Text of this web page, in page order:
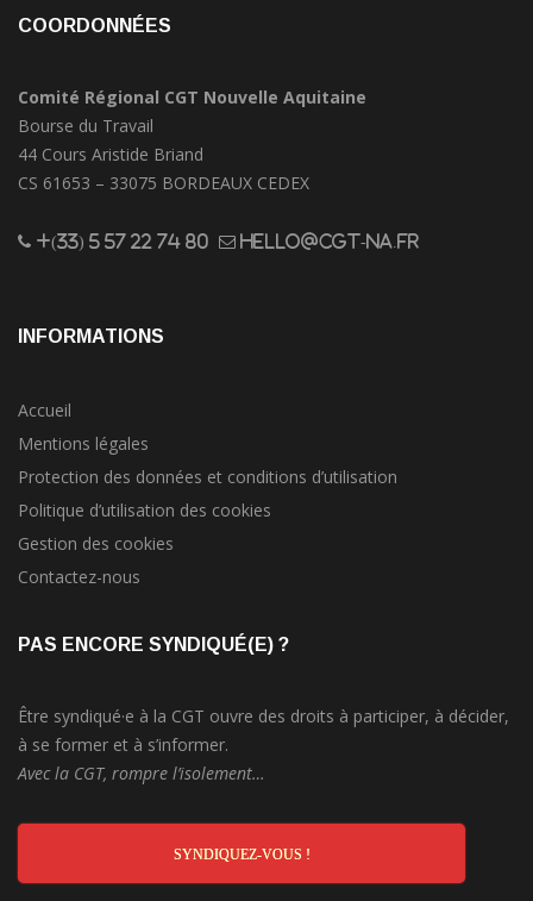
COORDONNÉES
Comité Régional CGT Nouvelle Aquitaine
Bourse du Travail
44 Cours Aristide Briand
CS 61653 – 33075 BORDEAUX CEDEX
+(33) 5 57 22 74 80 hello@cgt-na.fr
INFORMATIONS
Accueil
Mentions légales
Protection des données et conditions d’utilisation
Politique d’utilisation des cookies
Gestion des cookies
Contactez-nous
PAS ENCORE SYNDIQUÉ(E) ?
Être syndiqué·e à la CGT ouvre des droits à participer, à décider,
à se former et à s’informer.
Avec la CGT, rompre l’isolement…
SYNDIQUEZ-VOUS !